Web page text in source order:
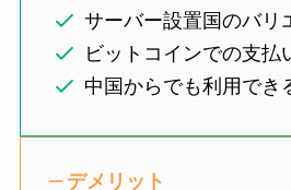
サーバー設置国のバリ
ビットコインでの支払
中国からでも利用でき
デメリット